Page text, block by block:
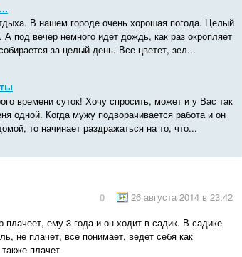
В нашем городе очень хорошая погода. Целый
под вечер немного идет дождь, как раз окропляет
за целый день. Все цветет, зел...
времени суток! Хочу спросить, может и у Вас так
одной. Когда мужу подворачивается работа и он
то начинает раздражаться на то, что...
26 августа 2014 в 23:42
0
плачеет, ему 3 года и он ходит в садик. В садике
не плачет, все понимает, ведет себя как
плачет